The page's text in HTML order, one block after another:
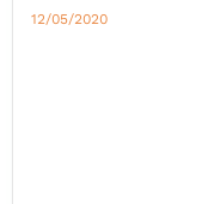
12/05/2020